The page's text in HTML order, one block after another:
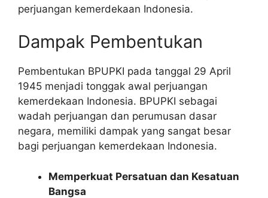
perjuangan kemerdekaan Indonesia.
Dampak Pembentukan
Pembentukan BPUPKI pada tanggal 29 April
1945 menjadi tonggak awal perjuangan
kemerdekaan Indonesia. BPUPKI sebagai
wadah perjuangan dan perumusan dasar
negara, memiliki dampak yang sangat besar
bagi perjuangan kemerdekaan Indonesia.
Memperkuat Persatuan dan Kesatuan
Bangsa